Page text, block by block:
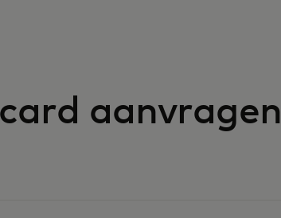
aanvragen